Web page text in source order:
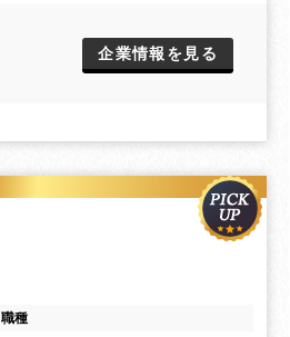
企業情報を見る
職種